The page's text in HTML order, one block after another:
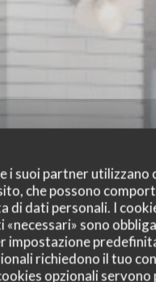
i suoi partner utilizzano
che possono
di dati personali. I
«necessari» sono
impostazione
richiedono il tuo
opzionali servono